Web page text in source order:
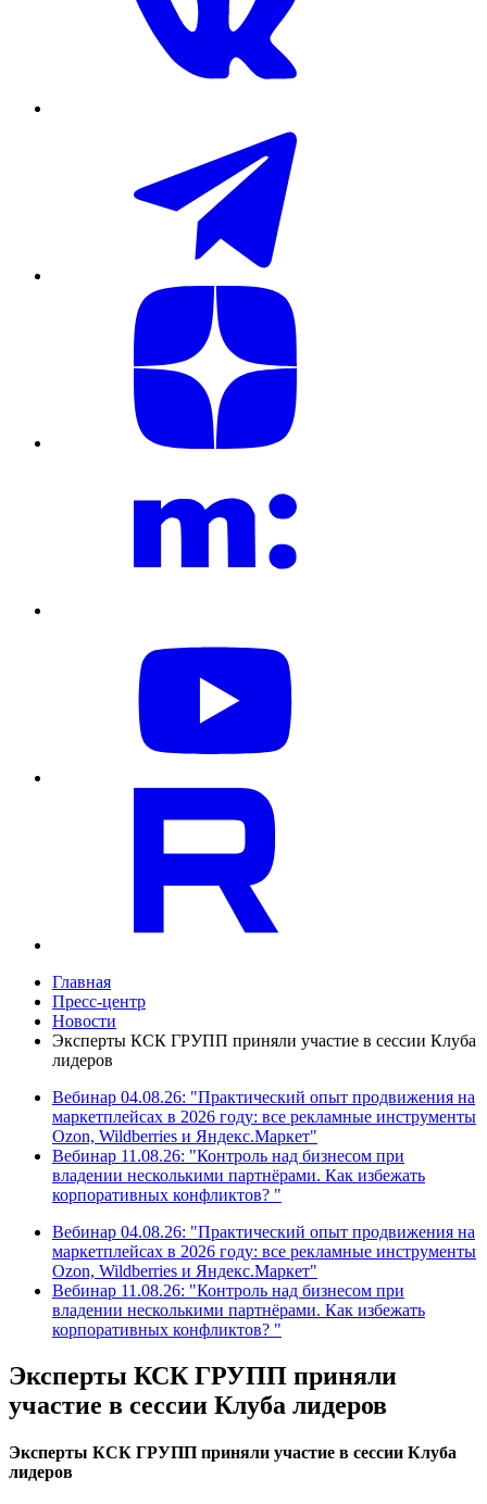
Главная
Пресс-центр
Новости
Эксперты КСК ГРУПП приняли участие в сессии Клуба
лидеров
Вебинар 04.08.26: "Практический опыт продвижения на
маркетплейсах в 2026 году: все рекламные инструменты
Ozon, Wildberries и Яндекс.Маркет"
Вебинар 11.08.26: "Контроль над бизнесом при
владении несколькими партнёрами. Как избежать
корпоративных конфликтов? "
Вебинар 04.08.26: "Практический опыт продвижения на
маркетплейсах в 2026 году: все рекламные инструменты
Ozon, Wildberries и Яндекс.Маркет"
Вебинар 11.08.26: "Контроль над бизнесом при
владении несколькими партнёрами. Как избежать
корпоративных конфликтов? "
Эксперты КСК ГРУПП приняли
участие в сессии Клуба лидеров
Эксперты КСК ГРУПП приняли участие в сессии Клуба
лидеров